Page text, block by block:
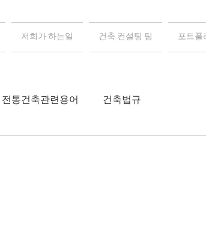
저희가 하는일 건축 컨설팅 팀 포트폴
전통건축관련용어 건축법규